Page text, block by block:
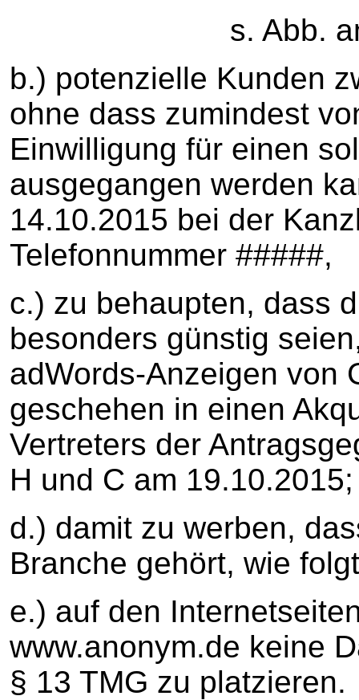
s. Abb. am
b.) potenzielle Kunden
ohne dass zumindest
Einwilligung für einen
ausgegangen werden
14.10.2015 bei der
Telefonnummer #####,
c.) zu behaupten, dass
besonders günstig
adWords-Anzeigen von
geschehen in einen
Vertreters der
H und C am 19.10.2015;
d.) damit zu werben,
Branche gehört, wie
e.) auf den
www.anonym.de keine
§ 13 TMG zu platzieren.